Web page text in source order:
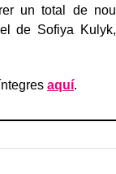
un total de nou
de Sofiya Kulyk,
aquí.